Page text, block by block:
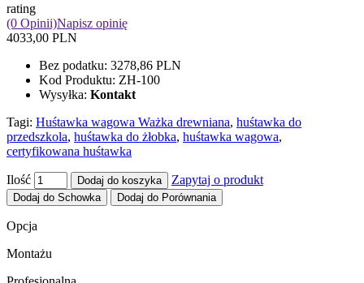
rating
(0 Opinii)Napisz opinię
4033,00 PLN
Bez podatku: 3278,86 PLN
Kod Produktu: ZH-100
Wysyłka: Kontakt
Tagi: Huśtawka wagowa Ważka drewniana, huśtawka do
przedszkola, huśtawka do żłobka, huśtawka wagowa,
certyfikowana huśtawka
Ilość Dodaj do koszyka Zapytaj o produkt
Dodaj do Schowka Dodaj do Porównania
Opcja
Montażu